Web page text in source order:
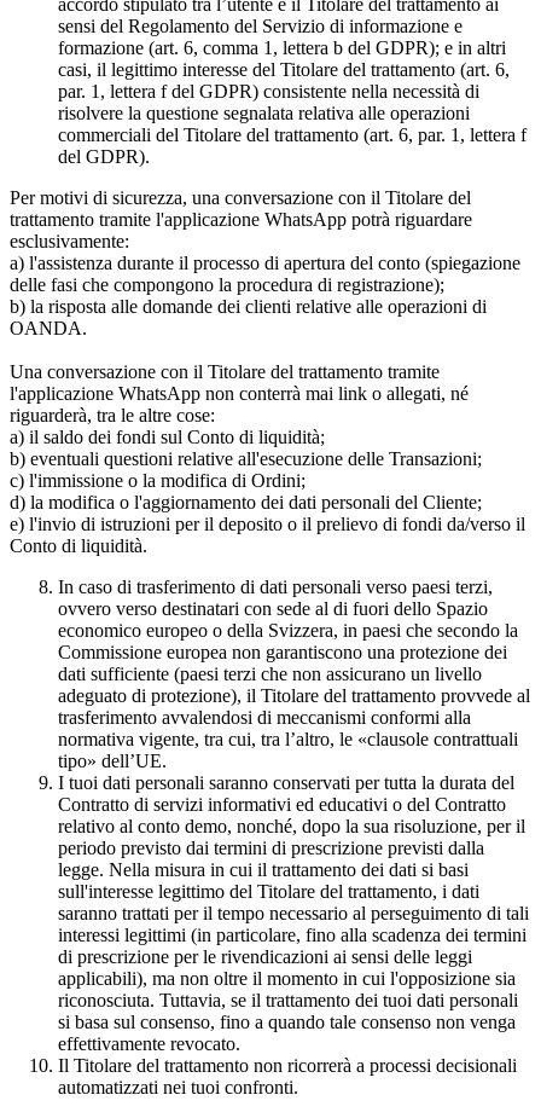
accordo stipulato tra l’utente e il Titolare del trattamento ai
sensi del Regolamento del Servizio di informazione e
formazione (art. 6, comma 1, lettera b del GDPR); e in altri
casi, il legittimo interesse del Titolare del trattamento (art. 6,
par. 1, lettera f del GDPR) consistente nella necessità di
risolvere la questione segnalata relativa alle operazioni
commerciali del Titolare del trattamento (art. 6, par. 1, lettera f
del GDPR).
Per motivi di sicurezza, una conversazione con il Titolare del
trattamento tramite l'applicazione WhatsApp potrà riguardare
esclusivamente:
a) l'assistenza durante il processo di apertura del conto (spiegazione
delle fasi che compongono la procedura di registrazione);
b) la risposta alle domande dei clienti relative alle operazioni di
OANDA.
Una conversazione con il Titolare del trattamento tramite
l'applicazione WhatsApp non conterrà mai link o allegati, né
riguarderà, tra le altre cose:
a) il saldo dei fondi sul Conto di liquidità;
b) eventuali questioni relative all'esecuzione delle Transazioni;
c) l'immissione o la modifica di Ordini;
d) la modifica o l'aggiornamento dei dati personali del Cliente;
e) l'invio di istruzioni per il deposito o il prelievo di fondi da/verso il
Conto di liquidità.
In caso di trasferimento di dati personali verso paesi terzi,
ovvero verso destinatari con sede al di fuori dello Spazio
economico europeo o della Svizzera, in paesi che secondo la
Commissione europea non garantiscono una protezione dei
dati sufficiente (paesi terzi che non assicurano un livello
adeguato di protezione), il Titolare del trattamento provvede al
trasferimento avvalendosi di meccanismi conformi alla
normativa vigente, tra cui, tra l’altro, le «clausole contrattuali
tipo» dell’UE.
I tuoi dati personali saranno conservati per tutta la durata del
Contratto di servizi informativi ed educativi o del Contratto
relativo al conto demo, nonché, dopo la sua risoluzione, per il
periodo previsto dai termini di prescrizione previsti dalla
legge. Nella misura in cui il trattamento dei dati si basi
sull'interesse legittimo del Titolare del trattamento, i dati
saranno trattati per il tempo necessario al perseguimento di tali
interessi legittimi (in particolare, fino alla scadenza dei termini
di prescrizione per le rivendicazioni ai sensi delle leggi
applicabili), ma non oltre il momento in cui l'opposizione sia
riconosciuta. Tuttavia, se il trattamento dei tuoi dati personali
si basa sul consenso, fino a quando tale consenso non venga
effettivamente revocato.
Il Titolare del trattamento non ricorrerà a processi decisionali
automatizzati nei tuoi confronti.